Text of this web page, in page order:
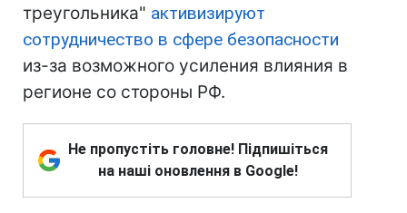
треугольника" активизируют
сотрудничество в сфере безопасности
из-за возможного усиления влияния в
регионе со стороны РФ.
Не пропустіть головне! Підпишіться
на наші оновлення в Google!